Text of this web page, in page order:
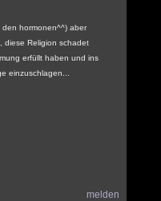
den hormonen^^) aber
diese Religion schadet
erfüllt haben und ins
einzuschlagen...
melden